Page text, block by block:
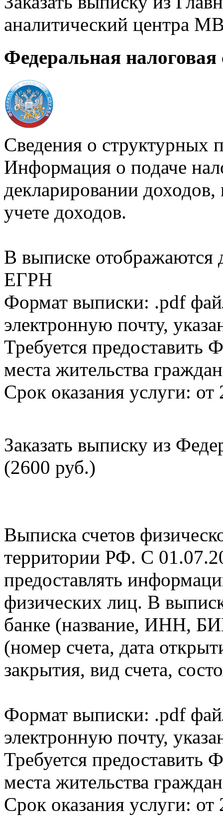
аналитический центра
Федеральная налоговая
Сведения о структурных
Информация о подаче
декларировании доходов,
учете доходов.
В выписке
ЕГРН
Формат выписки: .pdf
электронную почту,
Требуется
места жительства
Срок оказания услуги: от
Заказать выписку из
(2600 руб.)
Выписка счетов
территории РФ. С
предоставлять
физических лиц. В
банке (название, ИНН,
(номер счета, дата
закрытия, вид счета,
Формат выписки: .pdf
электронную почту,
Требуется
места жительства
Срок оказания услуги: от